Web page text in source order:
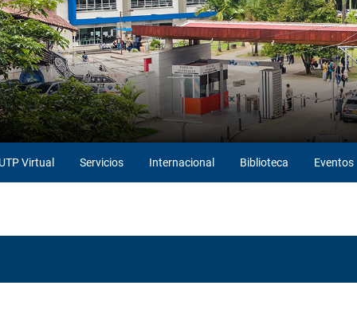
UTP Virtual Servicios Internacional Biblioteca Eventos